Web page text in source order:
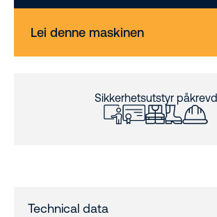
Lei denne maskinen
Sikkerhetsutstyr påkrevd
Technical data